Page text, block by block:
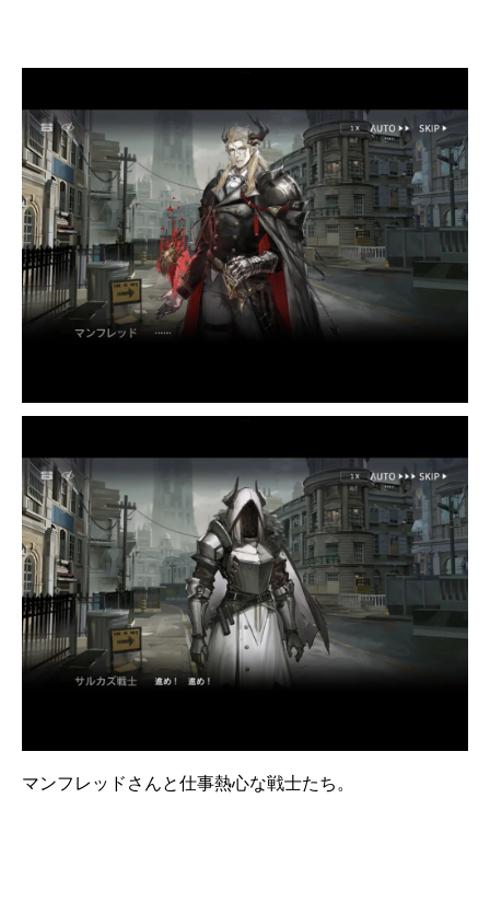
マンフレッドさんと仕事熱心な戦士たち。